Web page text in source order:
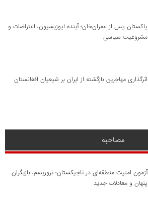
پاکستان پس از عمران‌خان؛ آینده اپوزیسیون، اعتراضات و
مشروعیت سیاسی
اثرگذاری مهاجرین بازگشته از ایران بر شیعیان افغانستان
مصاحبه
آزمون امنیت منطقه‌ای در تاجیکستان؛ تروریسم، بازیگران
پنهان و معادلات جدید